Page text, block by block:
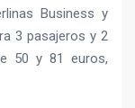
Business y
3 pasajeros y 2
50 y 81 euros,